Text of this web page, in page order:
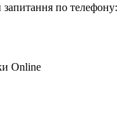
по телефону:
Online